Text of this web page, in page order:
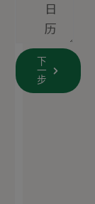
下
一
步